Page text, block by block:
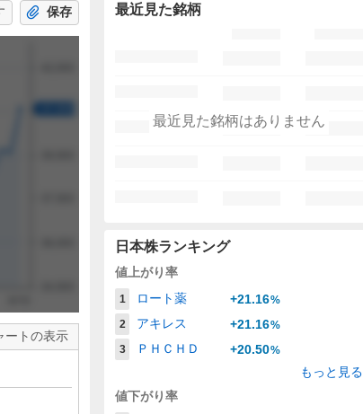
保存
ートの表示
最近見た銘柄
最近見た銘柄はありません
日本株ランキング
値上がり率
1 ロート薬 +21.16%
2
アキレス +21.16%
3
ＰＨＣＨＤ +20.50%
もっと見る
値下がり率